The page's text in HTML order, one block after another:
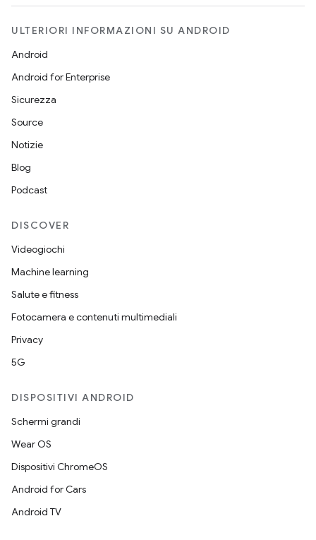
ULTERIORI INFORMAZIONI SU ANDROID
Android
Android for Enterprise
Sicurezza
Source
Notizie
Blog
Podcast
DISCOVER
Videogiochi
Machine learning
Salute e fitness
Fotocamera e contenuti multimediali
Privacy
5G
DISPOSITIVI ANDROID
Schermi grandi
Wear OS
Dispositivi ChromeOS
Android for Cars
Android TV